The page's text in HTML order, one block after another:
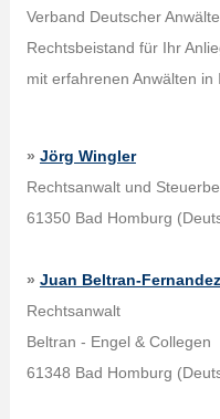
Verband Deutscher
Rechtsbeistand für Ihr
mit erfahrenen Anwälten in
» Jörg Wingler
Rechtsanwalt und
61350 Bad Homburg
» Juan Beltran-Fernandez
Rechtsanwalt
Beltran - Engel & Collegen
61348 Bad Homburg